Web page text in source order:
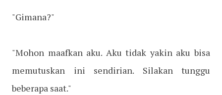
"Gimana?"
"Mohon maafkan aku. Aku tidak yakin aku bisa
memutuskan ini sendirian. Silakan tunggu
beberapa saat."